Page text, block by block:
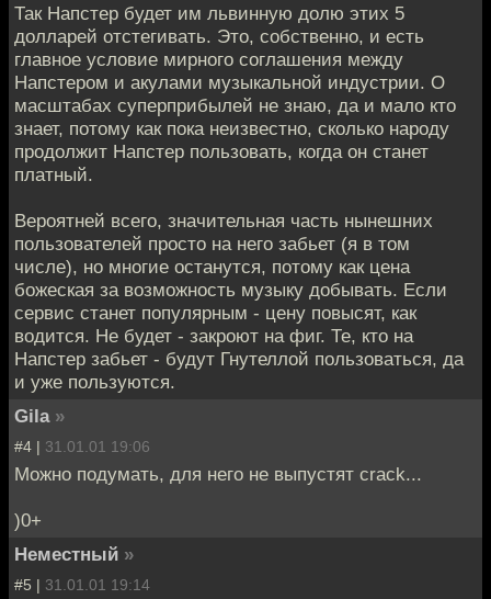
Так Напстер будет им львинную долю этих 5
долларей отстегивать. Это, собственно, и есть
главное условие мирного соглашения между
Напстером и акулами музыкальной индустрии. О
масштабах суперприбылей не знаю, да и мало кто
знает, потому как пока неизвестно, сколько народу
продолжит Напстер пользовать, когда он станет
платный.
Вероятней всего, значительная часть нынешних
пользователей просто на него забьет (я в том
числе), но многие останутся, потому как цена
божеская за возможность музыку добывать. Если
сервис станет популярным - цену повысят, как
водится. Не будет - закроют на фиг. Те, кто на
Напстер забьет - будут Гнутеллой пользоваться, да
и уже пользуются.
Gila »
#4 | 31.01.01 19:06
Можно подумать, для него не выпустят crack...
)0+
Неместный »
#5 | 31.01.01 19:14